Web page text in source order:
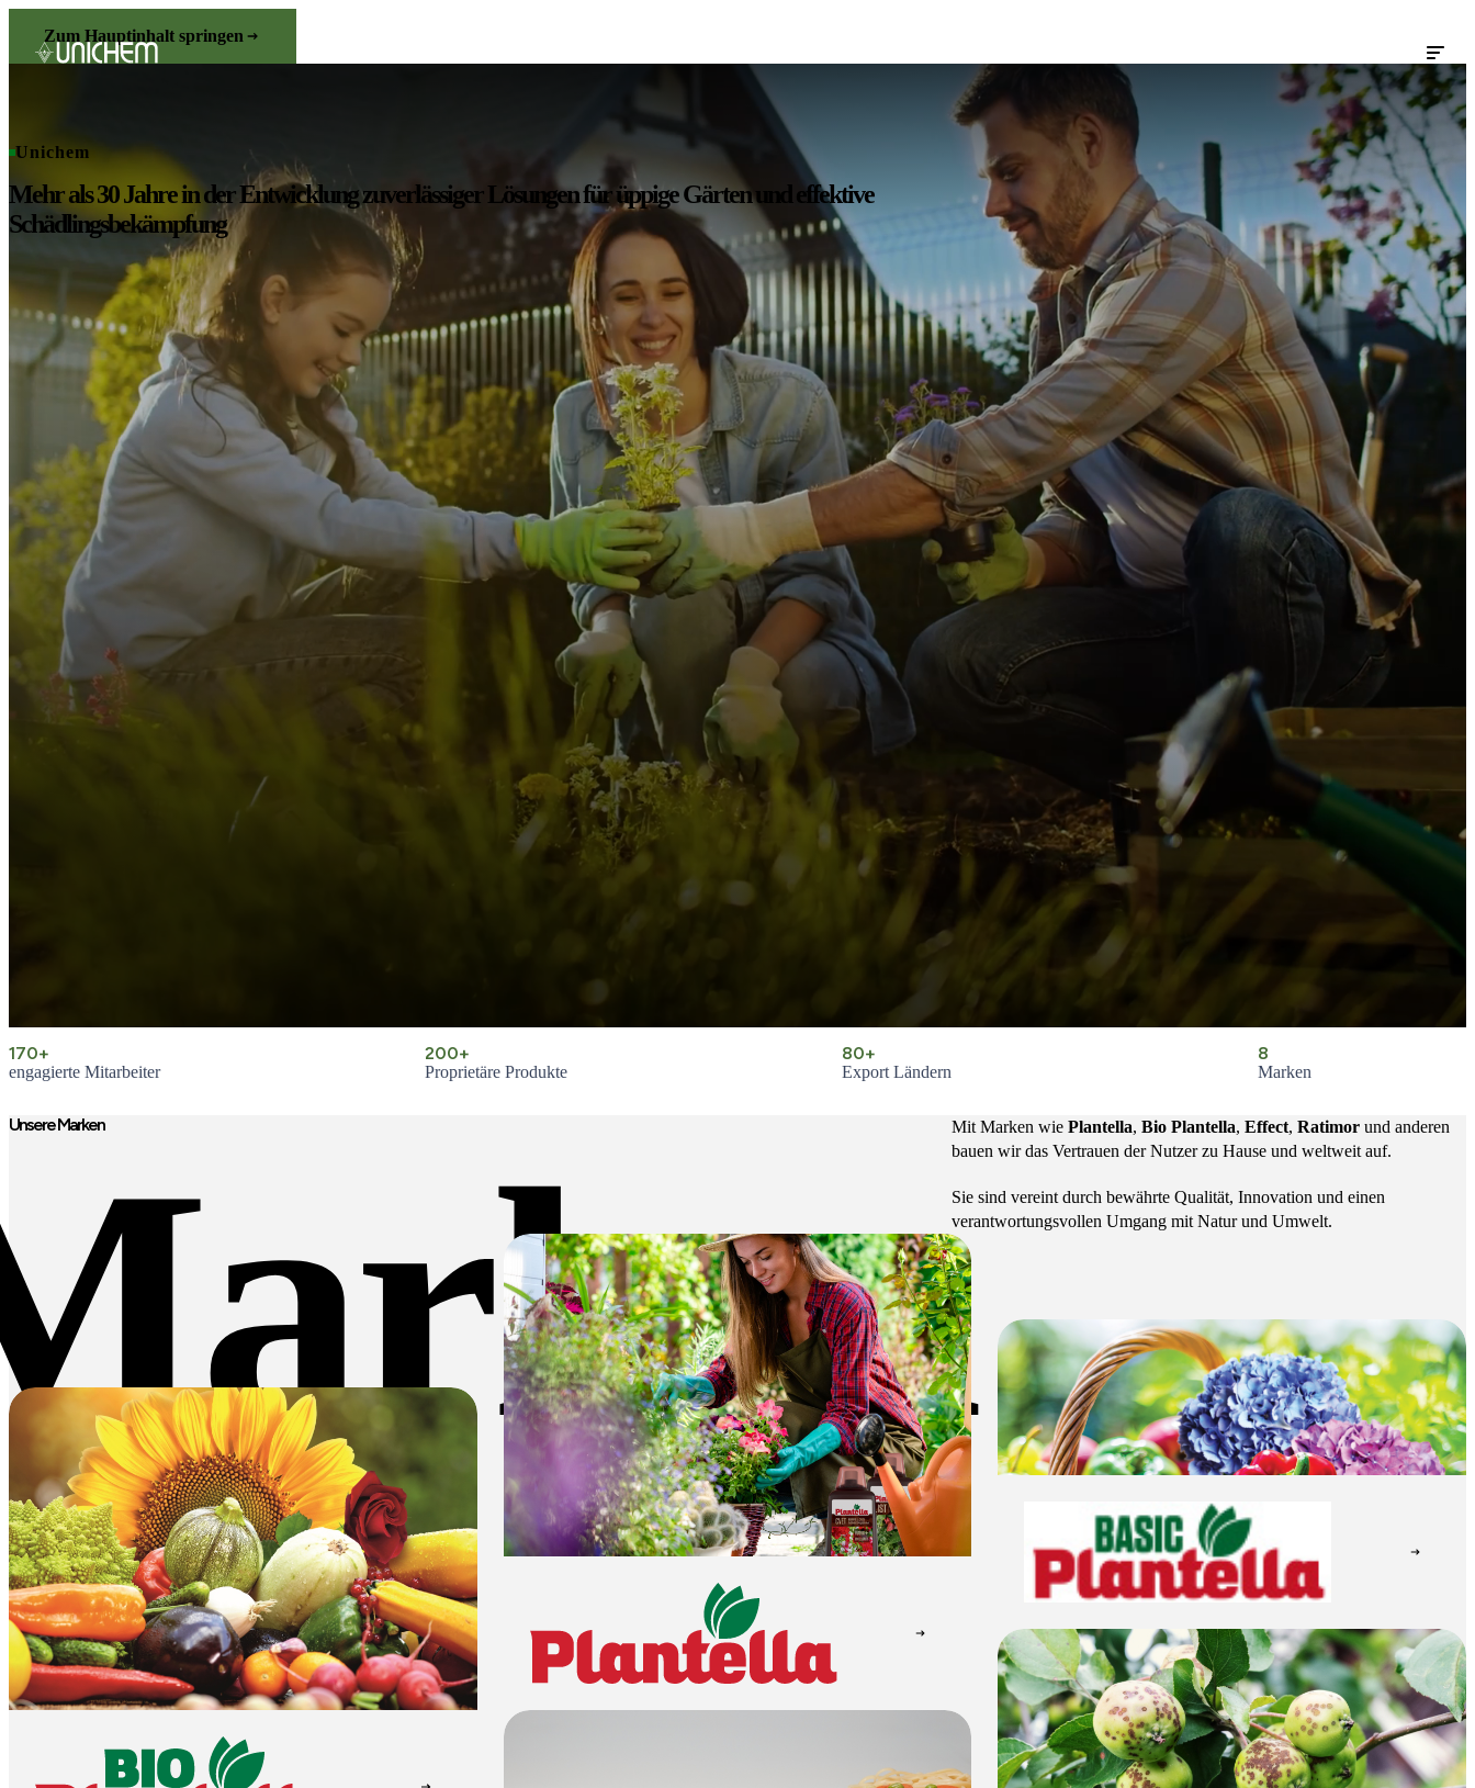
Zum Hauptinhalt springen
Unichem
Mehr als 30 Jahre in der Entwicklung zuverlässiger Lösungen für üppige Gärten und effektive
Schädlingsbekämpfung
engagierte Mitarbeiter
170+
Proprietäre Produkte
200+
Export Ländern
80+
Marken
8
Unsere Marken Mit Marken wie Plantella, Bio Plantella, Effect, Ratimor und anderen
bauen wir das Vertrauen der Nutzer zu Hause und weltweit auf.
Sie sind vereint durch bewährte Qualität, Innovation und einen
verantwortungsvollen Umgang mit Natur und Umwelt.